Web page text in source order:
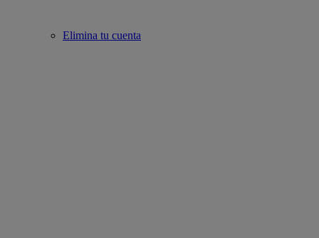
Elimina tu cuenta